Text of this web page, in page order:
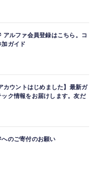
アルファ会員登録はこちら。コ
加ガイド
カウントはじめました】最新ガ
ック情報をお届けします。友だ
のご寄付のお願い